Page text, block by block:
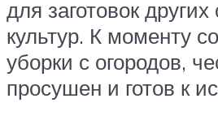
для заготовок
культур. К моменту
уборки с огородов,
просушен и готов к